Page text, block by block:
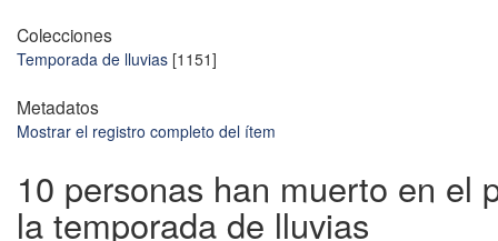
Colecciones
Temporada de lluvias [1151]
Metadatos
Mostrar el registro completo del ítem
10 personas han muerto en el
la temporada de lluvias